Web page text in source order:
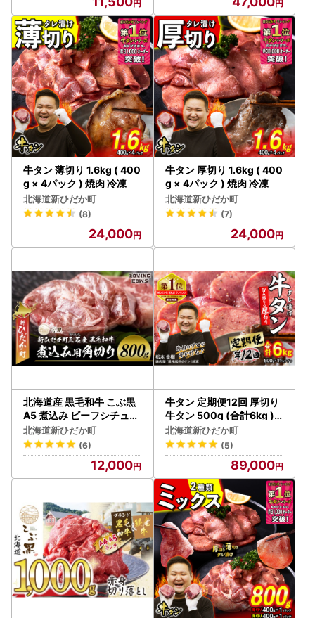
牛タン 薄切り 1.6kg ( 400
g × 4パック ) 焼肉 冷凍
北海道新ひだか町
(8)
24,000
牛タン 厚切り 1.6kg ( 400
g × 4パック ) 焼肉 冷凍
北海道新ひだか町
(7)
24,000
北海道産 黒毛和牛 こぶ黒
A5 煮込み ビーフシチュー
用 800g＜LC＞
北海道新ひだか町
(6)
12,000
牛タン 定期便12回 厚切り
牛タン 500g (合計6kg )
冷凍
北海道新ひだか町
(5)
89,000